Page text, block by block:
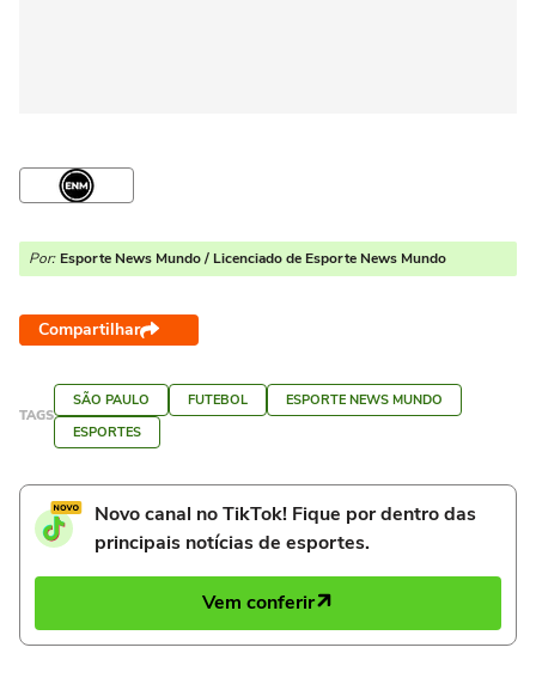
Por: Esporte News Mundo / Licenciado de Esporte News Mundo
Compartilhar
TAGS
SÃO PAULO FUTEBOL
ESPORTE NEWS MUNDO
ESPORTES
Novo canal no TikTok! Fique por dentro das
principais notícias de esportes.
Vem conferir